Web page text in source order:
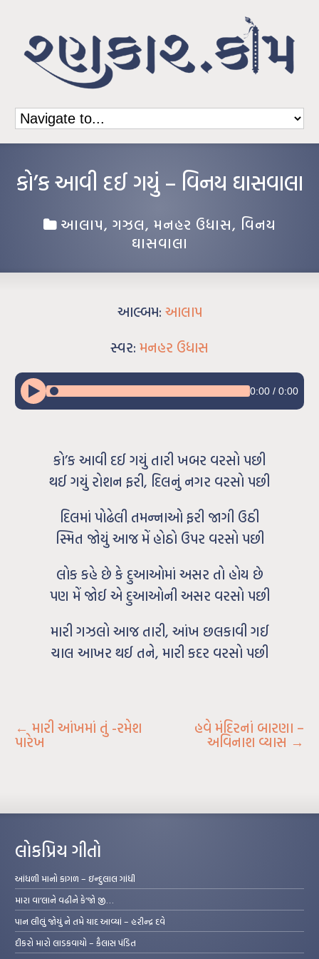
કો’ક આવી દઈ ગયું – વિનય ઘાસવાલા
આલાપ, ગઝલ, મનહર ઉધાસ, વિનય
ઘાસવાલા
આલ્બમ: આલાપ
સ્વર: મનહર ઉધાસ
0:00/ 0:00
કો’ક આવી દઈ ગયું તારી ખબર વરસો પછી
થઈ ગયું રોશન ફરી, દિલનું નગર વરસો પછી
દિલમાં પોઢેલી તમન્નાઓ ફરી જાગી ઉઠી
સ્મિત જોયું આજ મેં હોઠો ઉપર વરસો પછી
લોક કહે છે કે દુઆઓમાં અસર તો હોય છે
પણ મેં જોઈ એ દુઆઓની અસર વરસો પછી
મારી ગઝલો આજ તારી, આંખ છલકાવી ગઈ
ચાલ આખર થઈ તને, મારી કદર વરસો પછી
←મારી આંખમાં તું -રમેશ
પારેખ
હવે મંદિરનાં બારણા –
અવિનાશ વ્યાસ →
લોકપ્રિય ગીતો
આંધળી માનો કાગળ – ઇન્દુલાલ ગાંધી
મારા વા’લાને વઢીને કે’જો જી…
પાન લીલું જોયું ને તમે યાદ આવ્યાં – હરીન્દ્ર દવે
દીકરો મારો લાડકવાયો – કૈલાસ પંડિત